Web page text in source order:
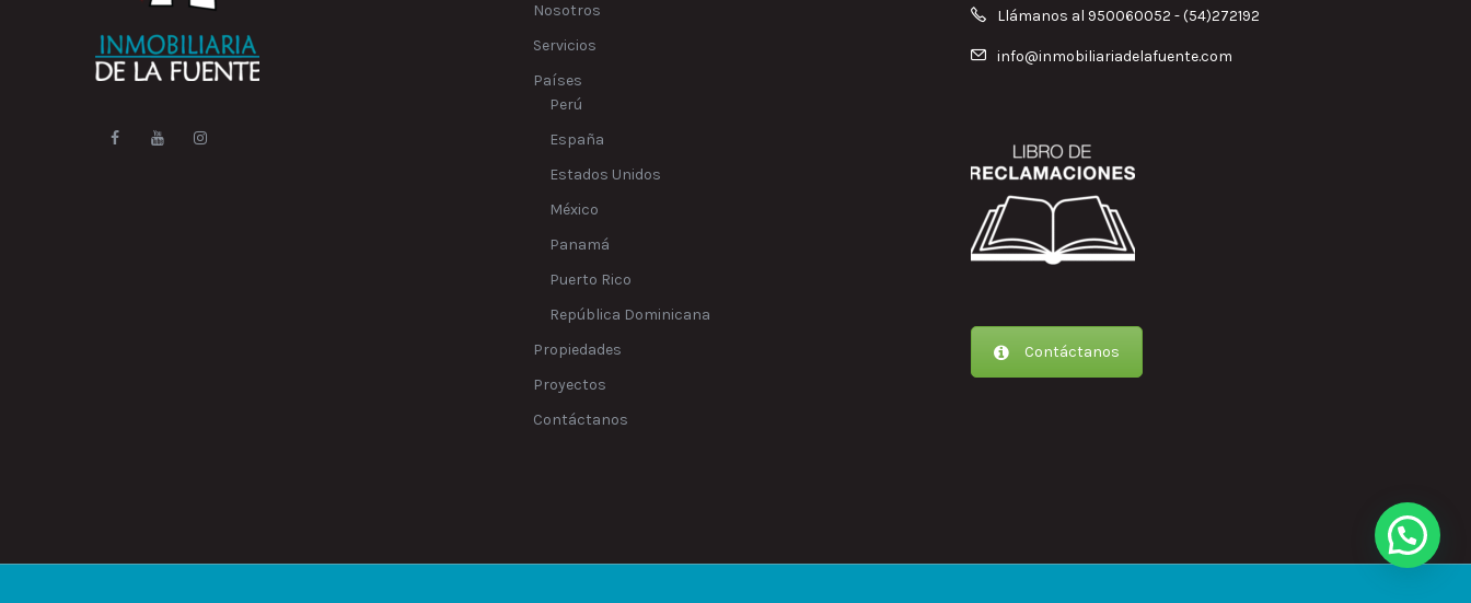
Nosotros
Servicios
Países
Perú
España
Estados Unidos
México
Panamá
Puerto Rico
República Dominicana
Propiedades
Proyectos
Contáctanos
Llámanos al 950060052 - (54)272192
info@inmobiliariadelafuente.com
Contáctanos